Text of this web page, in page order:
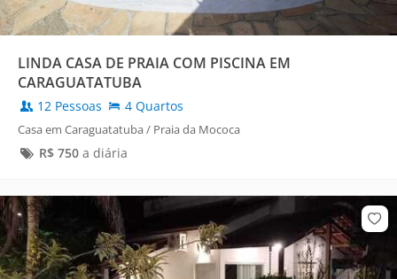
LINDA CASA DE PRAIA COM PISCINA EM
CARAGUATATUBA
12 Pessoas 4 Quartos
Casa em Caraguatatuba / Praia da Mococa
R$ 750a diária